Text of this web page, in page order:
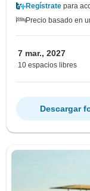
Regístrate para
Precio basado en
7 mar., 2027
10 espacios libres
Descargar